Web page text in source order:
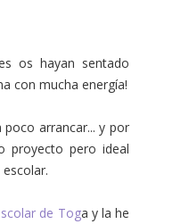
os hayan sentado
con mucha energía!
arrancar... y por
proyecto pero ideal
de Toga y la he